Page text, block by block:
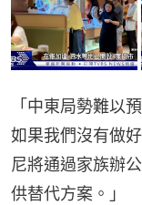
「中東局勢難以
如果我們沒有做
尼將通過家族辦
供替代方案。」